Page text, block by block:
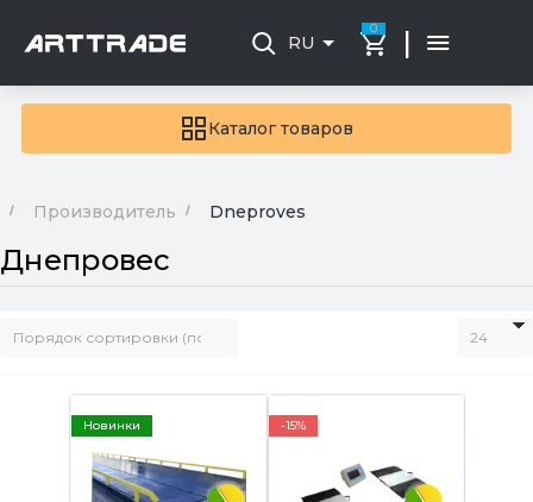
Каталог товаров
RU
0 |
Производитель Dneproves
Днепровес
Новинки -15%